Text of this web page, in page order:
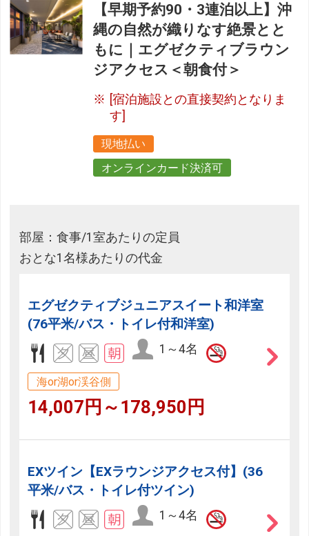
【早期予約90・3連泊以上】沖
縄の自然が織りなす絶景とと
もに｜エグゼクティブラウン
ジアクセス＜朝食付＞
[宿泊施設との直接契約となりま
す]
現地払い
オンラインカード決済可
部屋：食事/1室あたりの定員
おとな1名様あたりの代金
エグゼクティブジュニアスイート和洋室
(76平米/バス・トイレ付和洋室)
1～4名
海or湖or渓谷側
14,007円～178,950円
EXツイン【EXラウンジアクセス付】(36
平米/バス・トイレ付ツイン)
1～4名